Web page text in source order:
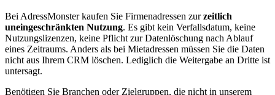
Bei AdressMonster kaufen Sie Firmenadressen zur zeitlich
uneingeschränkten Nutzung. Es gibt kein Verfallsdatum, keine
Nutzungslizenzen, keine Pflicht zur Datenlöschung nach Ablauf
eines Zeitraums. Anders als bei Mietadressen müssen Sie die Daten
nicht aus Ihrem CRM löschen. Lediglich die Weitergabe an Dritte ist
untersagt.
Benötigen Sie Branchen oder Zielgruppen, die nicht in unserem